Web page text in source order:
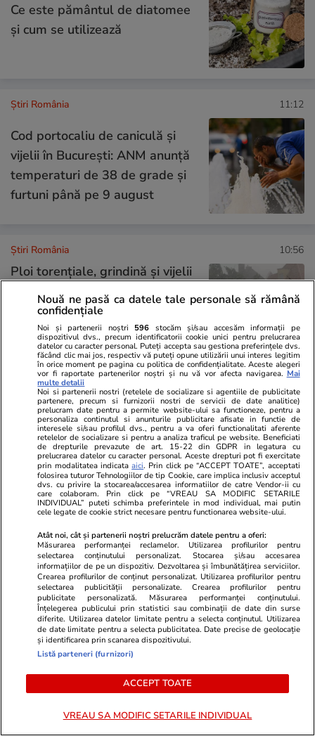
Ce este pământul de diatomee
și cum se utilizează
Știri România 11:12
Cod portocaliu de caniculă și
vijelii în București: ANM anunță
temperaturi de 38 de grade și
furtuni până pe 9 august
Știri România 10:56
Ploi torențiale, grindină și vijelii
în 34 de județe și București.
Harta zonelor care rămân sub
alertă de căldură extremă până
vineri dimineață
Știri România 10:01
Produsul de 26,99 lei de la
Kaufland pe care orice șofer
trebuie să îl aibă în mașină ca
să nu ia amendă
Știri România 10:00
Cazul lui Iosif Fodor, băieţelul
de 3 ani ucis de câini pe un
teren viran al Primăriei
Mărăşeşti
Nouă ne pasă ca datele tale personale să rămână
confidențiale
Noi și partenerii noștri 596 stocăm și/sau accesăm informații pe
dispozitivul dvs., precum identificatorii cookie unici pentru prelucrarea
datelor cu caracter personal. Puteți accepta sau gestiona preferințele dvs.
făcând clic mai jos, respectiv vă puteți opune utilizării unui interes legitim
în orice moment pe pagina cu politica de confidențialitate. Aceste alegeri
vor fi raportate partenerilor noștri și nu vă vor afecta navigarea. Mai
multe detalii
Noi si partenerii nostri (retelele de socializare si agentiile de publicitate
partenere, precum si furnizorii nostri de servicii de date analitice)
prelucram date pentru a permite website-ului sa functioneze, pentru a
personaliza continutul si anunturile publicitare afisate in functie de
interesele si/sau profilul dvs., pentru a va oferi functionalitati aferente
retelelor de socializare si pentru a analiza traficul pe website. Beneficiati
de drepturile prevazute de art. 15-22 din GDPR in legatura cu
prelucrarea datelor cu caracter personal. Aceste drepturi pot fi exercitate
prin modalitatea indicataaici. Prin click pe “ACCEPT TOATE”, acceptati
folosirea tuturor Tehnologiilor de tip Cookie, care implica inclusiv acceptul
dvs. cu privire la stocarea/accesarea informatiilor de catre Vendor-ii cu
care colaboram. Prin click pe “VREAU SA MODIFIC SETARILE
INDIVIDUAL” puteti schimba preferintele in mod individual, mai putin
cele legate de cookie strict necesare pentru functionarea website-ului.
Atât noi, cât și partenerii noștri prelucrăm datele pentru a oferi:
Măsurarea performanței reclamelor. Utilizarea profilurilor pentru
selectarea conținutului personalizat. Stocarea și/sau accesarea
informațiilor de pe un dispozitiv. Dezvoltarea și îmbunătățirea serviciilor.
Crearea profilurilor de conținut personalizat. Utilizarea profilurilor pentru
selectarea publicității personalizate. Crearea profilurilor pentru
publicitate personalizată. Măsurarea performanței conținutului.
Înțelegerea publicului prin statistici sau combinații de date din surse
diferite. Utilizarea datelor limitate pentru a selecta conținutul. Utilizarea
de date limitate pentru a selecta publicitatea. Date precise de geolocație
și identificarea prin scanarea dispozitivului.
Listă parteneri (furnizori)
ACCEPT TOATE
VREAU SA MODIFIC SETARILE INDIVIDUAL